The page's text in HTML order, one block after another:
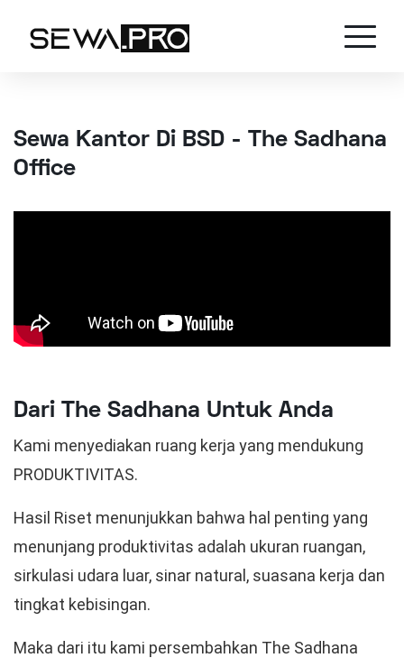
Sewa Kantor Di BSD - The Sadhana
Office
Dari The Sadhana Untuk Anda
Kami menyediakan ruang kerja yang mendukung
PRODUKTIVITAS.
Hasil Riset menunjukkan bahwa hal penting yang
menunjang produktivitas adalah ukuran ruangan,
sirkulasi udara luar, sinar natural, suasana kerja dan
tingkat kebisingan.
Maka dari itu kami persembahkan The Sadhana